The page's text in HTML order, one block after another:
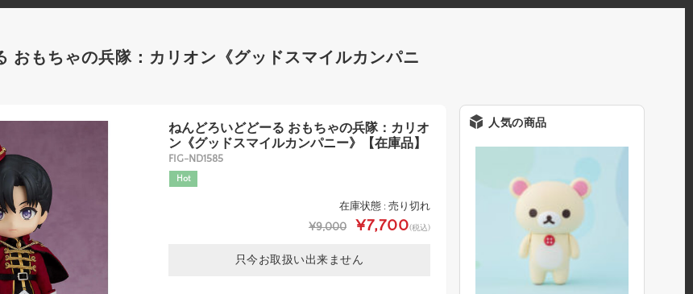
おもちゃの兵隊：カリオン《グッドスマイルカンパニ
ねんどろいどどーる おもちゃの兵隊：カリオ
ン《グッドスマイルカンパニー》【在庫品】
FIG-ND1585
Hot
在庫状態 : 売り切れ
¥9,000 ¥7,700(税込)
只今お取扱い出来ません
人気の商品